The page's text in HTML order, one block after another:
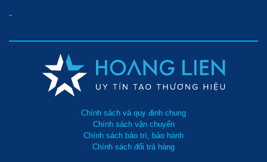
-
Chính sách và quy định chung
Chính sách vận chuyển
Chính sách bảo trì, bảo hành
Chính sách đổi trả hàng